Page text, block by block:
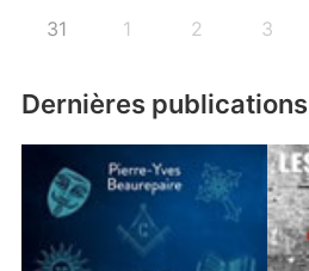
31 1 2 3
Dernières publications